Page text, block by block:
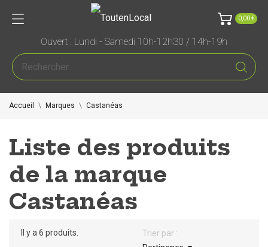
0,00 €
Ouvert : Lundi - Samedi 10h-12h30 / 14h-19h
Accueil Marques Castanéas
Liste des produits
de la marque
Castanéas
Il y a 6 produits.
Trier par :